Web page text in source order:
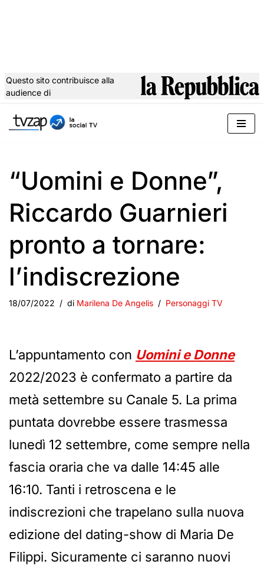
al
Questo sito contribuisce alla
audience di
“Uomini e Donne”,
Riccardo Guarnieri
pronto a tornare:
l’indiscrezione
18/07/2022 di Marilena De Angelis Personaggi TV
L’appuntamento con Uomini e Donne
2022/2023 è confermato a partire da
metà settembre su Canale 5. La prima
puntata dovrebbe essere trasmessa
lunedì 12 settembre, come sempre nella
fascia oraria che va dalle 14:45 alle
16:10. Tanti i retroscena e le
indiscrezioni che trapelano sulla nuova
edizione del dating-show di Maria De
Filippi. Sicuramente ci saranno nuovi